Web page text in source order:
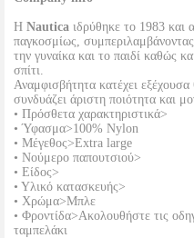
Η Nautica ιδρύθηκε το 1983 και
παγκοσμίως,
την γυναίκα και το παιδί καθώς
σπίτι.
Αναμφισβήτητα κατέχει
συνδυάζει άριστη ποιότητα και
• Πρόσθετα χαρακτηριστικά>
• Ύφασμα>100% Nylon
• Μέγεθος>Extra large
• Νούμερο παπουτσιού>
• Είδος>
• Υλικό κατασκευής>
• Χρώμα>Μπλε
• Φροντίδα>Ακολουθήστε τις
ταμπελάκι